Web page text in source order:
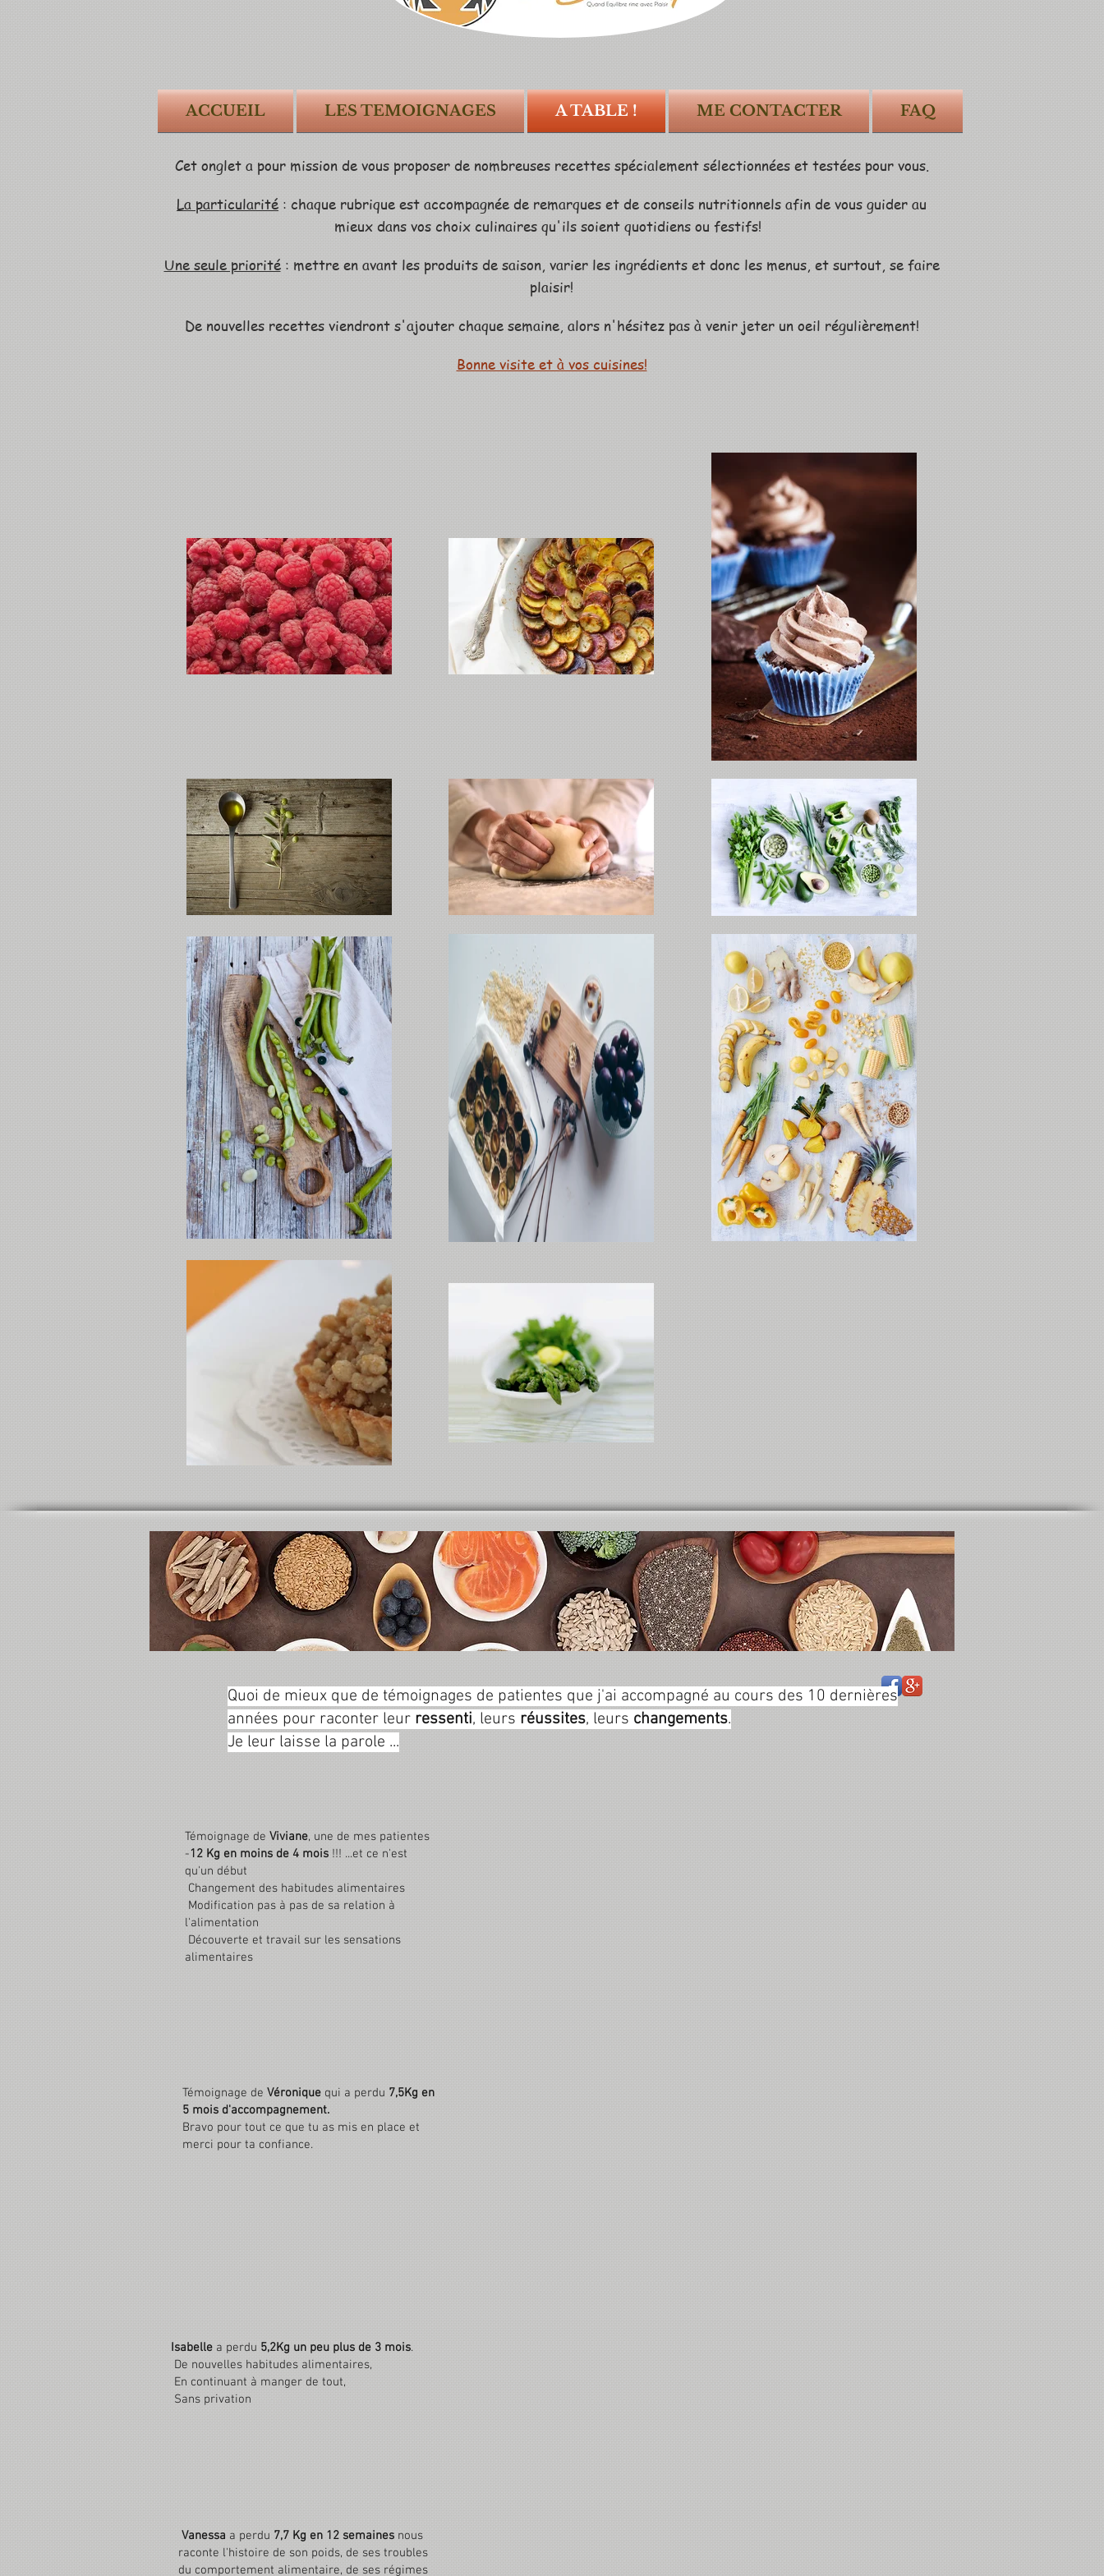
ACCUEIL LES TEMOIGNAGES A TABLE ! ME CONTACTER FAQ
Cet onglet a pour mission de vous proposer de nombreuses recettes spécialement sélectionnées et testées pour vous.
La particularité : chaque rubrique est accompagnée de remarques et de conseils nutritionnels afin de vous guider au
mieux dans vos choix culinaires qu'ils soient quotidiens ou festifs!
Une seule priorité: mettre en avant les produits de saison, varier les ingrédients et donc les menus, et surtout, se faire
plaisir!
De nouvelles recettes viendront s'ajouter chaque semaine, alors n'hésitez pas à venir jeter un oeil régulièrement!
Bonne visite et à vos cuisines!
Quoi de mieux que de témoignages de patientes que j'ai accompagné au cours des 10 dernières
années pour raconter leur ressenti, leurs réussites, leurs changements.
Je leur laisse la parole ...
Témoignage de Viviane, une de mes patientes
-12 Kg en moins de 4 mois !!! ...et ce n'est
qu'un début
Changement des habitudes alimentaires
Modification pas à pas de sa relation à
l'alimentation
Découverte et travail sur les sensations
alimentaires
Témoignage de Véronique qui a perdu 7,5Kg en
5 mois d'accompagnement.
Bravo pour tout ce que tu as mis en place et
merci pour ta confiance.
Isabelle a perdu 5,2Kg un peu plus de 3 mois.
De nouvelles habitudes alimentaires,
En continuant à manger de tout,
Sans privation
Vanessa a perdu 7,7 Kg en 12 semaines nous
raconte l'histoire de son poids, de ses troubles
du comportement alimentaire, de ses régimes